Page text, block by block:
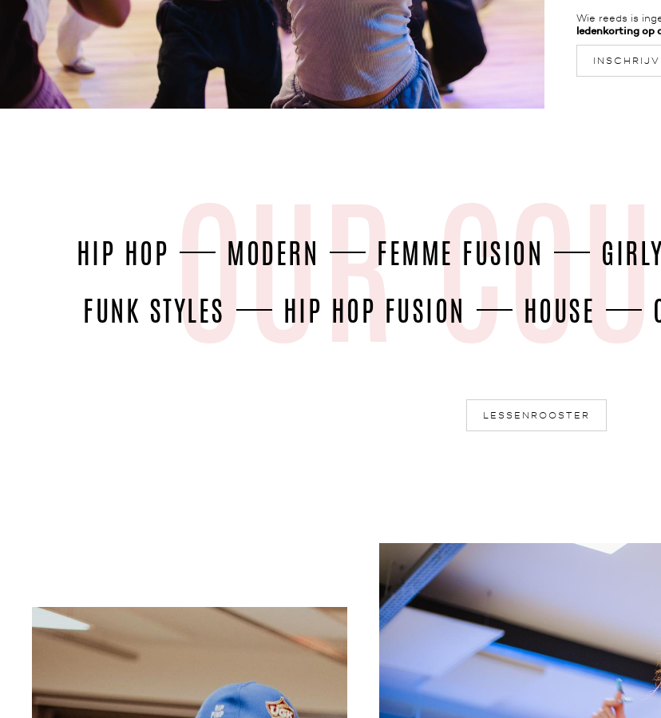
Wie reeds is
ledenkorting op
OUR
COURSES
HIP HOP MODERN FEMME FUSION
FUNK STYLES HIP HOP FUSION HOUSE
LESSENROOSTER